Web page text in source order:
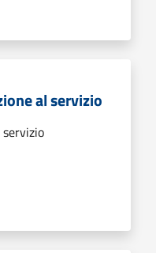
al servizio